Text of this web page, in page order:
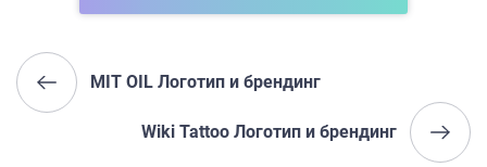
MIT OIL Логотип и брендинг
Wiki Tattoo Логотип и брендинг